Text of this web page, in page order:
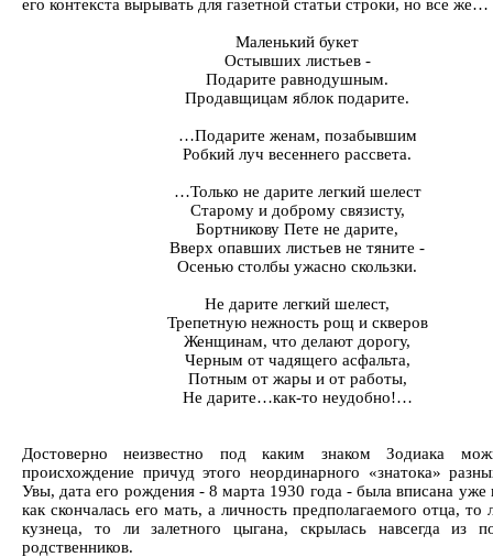
его контекста вырывать для газетной статьи строки, но все же…
Маленький букет
Остывших листьев -
Подарите равнодушным.
Продавщицам яблок подарите.
…Подарите женам, позабывшим
Робкий луч весеннего рассвета.
…Только не дарите легкий шелест
Старому и доброму связисту,
Бортникову Пете не дарите,
Вверх опавших листьев не тяните -
Осенью столбы ужасно скользки.
Не дарите легкий шелест,
Трепетную нежность рощ и скверов
Женщинам, что делают дорогу,
Черным от чадящего асфальта,
Потным от жары и от работы,
Не дарите…как-то неудобно!…
Достоверно неизвестно под каким знаком Зодиака
происхождение причуд этого неординарного «знатока»
Увы, дата его рождения - 8 марта 1930 года - была вписана уже
как скончалась его мать, а личность предполагаемого отца, то
кузнеца, то ли залетного цыгана, скрылась навсегда из
родственников.